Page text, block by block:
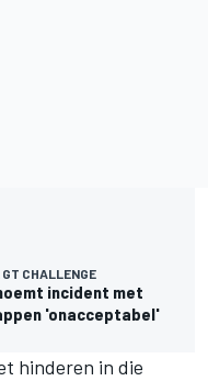
CHALLENGE
incident met
'onacceptabel'
hinderen in die